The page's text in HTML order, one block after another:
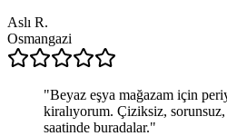
Aslı R.
Osmangazi
"Beyaz eşya mağazam için
kiralıyorum. Çiziksiz,
saatinde buradalar."